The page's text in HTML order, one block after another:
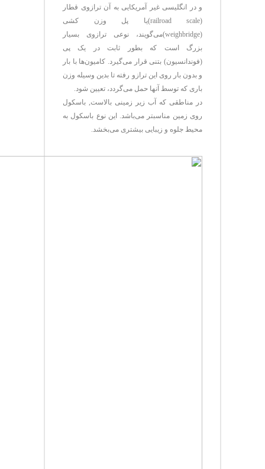
و در انگلیسی غیر آمریکایی به آن ترازوی قطار
(railroad scale)یا پل وزن کشی
(weighbridge)می‌گویند، نوعی ترازوی بسیار
بزرگ است که بطور ثابت در یک پی
(فوندانسیون) بتنی قرار می‌گیرد. کامیون‌ها با بار
و بدون بار روی این ترازو رفته تا بدین وسیله وزن
باری که توسط آنها حمل می‌گردد، تعیین شود.
در مناطقی که آب زیر زمینی بالاست, باسکول
روی زمین مناسبتر می‌باشد. این نوع باسکول به
محیط جلوه و زیبایی بیشتری می‌بخشد.